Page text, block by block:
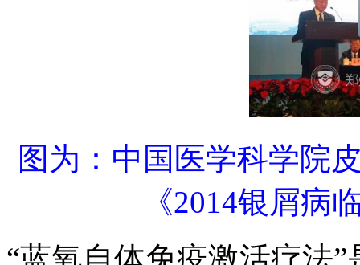
图为：中国医学科学院
《2014银屑病
“蓝氧自体免疫激活疗法